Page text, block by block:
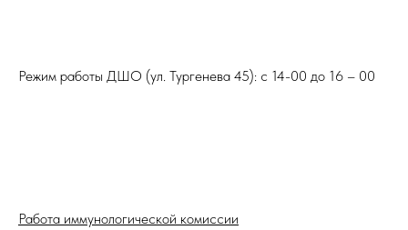
Режим работы ДШО (ул. Тургенева 45): с 14-00 до 16 – 00
Работа иммунологической комиссии